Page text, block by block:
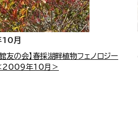
月
館友の会】春採湖畔植物フェノロジー
2009年10月＞